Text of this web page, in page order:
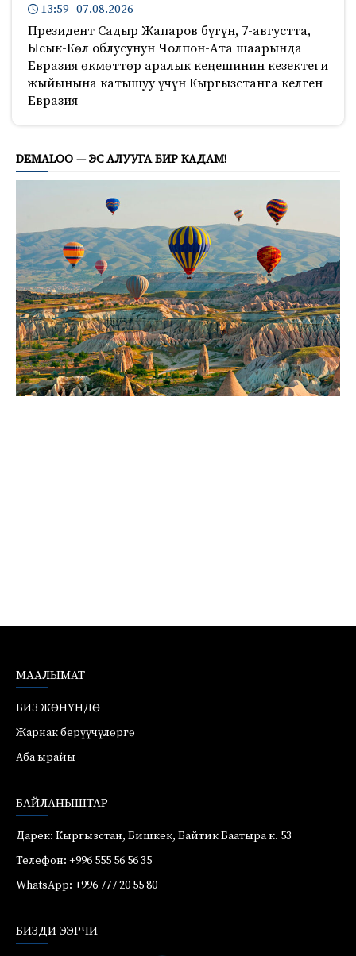
13:59 07.08.2026
Президент Садыр Жапаров бүгүн, 7-августта,
Ысык-Көл облусунун Чолпон-Ата шаарында
Евразия өкмөттөр аралык кеңешинин кезектеги
жыйынына катышуу үчүн Кыргызстанга келген
Евразия
DEMALOO — ЭС АЛУУГА БИР КАДАМ!
МААЛЫМАТ
БИЗ ЖӨНҮНДӨ
Жарнак берүүчүлөргө
Аба ырайы
БАЙЛАНЫШТАР
Дарек: Кыргызстан, Бишкек, Байтик Баатыра к. 53
Телефон: +996 555 56 56 35
WhatsApp: +996 777 20 55 80
БИЗДИ ЭЭРЧИ